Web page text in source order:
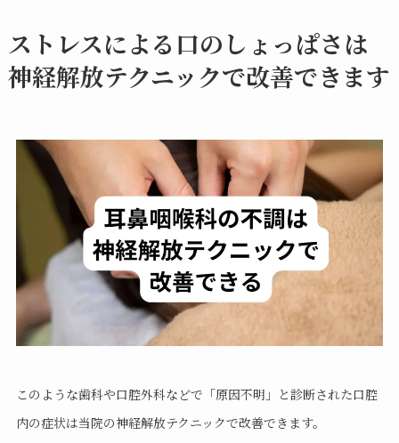
ストレスによる口のしょっぱさは
神経解放テクニックで改善できます
このような歯科や口腔外科などで「原因不明」と診断された口腔
内の症状は当院の神経解放テクニックで改善できます。